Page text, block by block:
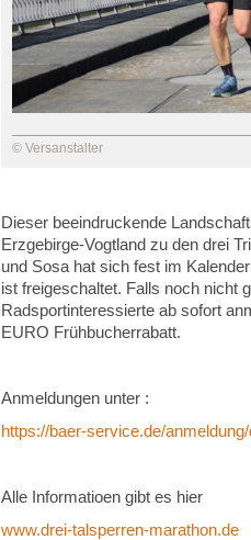
© Versanstalter
Dieser beeindruckende
Erzgebirge-Vogtland zu den drei
und Sosa hat sich fest im
ist freigeschaltet. Falls noch nicht
Radsportinteressierte ab sofort
EURO Frühbucherrabatt.
Anmeldungen unter :
https://baer-service.de/
Alle Informatioen gibt es hier
www.drei-talsperren-marathon.de